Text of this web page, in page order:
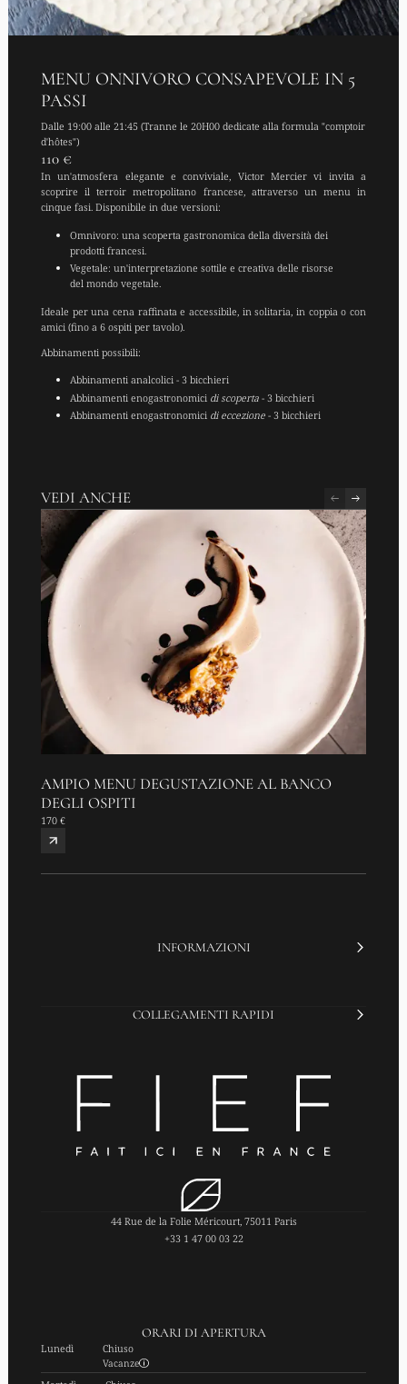
MENU ONNIVORO CONSAPEVOLE IN 5
PASSI
Dalle 19:00 alle 21:45 (Tranne le 20H00 dedicate alla formula "comptoir
d'hôtes")
110 €
In un'atmosfera elegante e conviviale, Victor Mercier vi invita a
scoprire il terroir metropolitano francese, attraverso un menu in
cinque fasi. Disponibile in due versioni:
Omnivoro: una scoperta gastronomica della diversità dei
prodotti francesi.
Vegetale: un'interpretazione sottile e creativa delle risorse
del mondo vegetale.
Ideale per una cena raffinata e accessibile, in solitaria, in coppia o con
amici (fino a 6 ospiti per tavolo).
Abbinamenti possibili:
Abbinamenti analcolici - 3 bicchieri
Abbinamenti enogastronomici di scoperta - 3 bicchieri
Abbinamenti enogastronomici di eccezione - 3 bicchieri
VEDI ANCHE
AMPIO MENU DEGUSTAZIONE AL BANCO
DEGLI OSPITI
170 €
INFORMAZIONI
COLLEGAMENTI RAPIDI
44 Rue de la Folie Méricourt, 75011 Paris
+33 1 47 00 03 22
ORARI DI APERTURA
Lunedì Chiuso
Vacanze